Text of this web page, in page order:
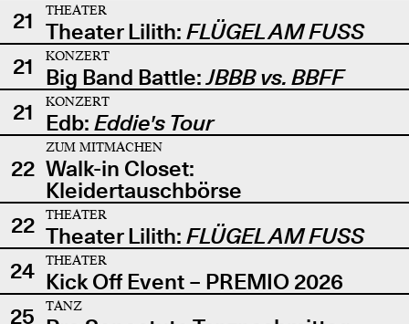
21
THEATER
Theater Lilith: FLÜGEL AM FUSS
21
KONZERT
Big Band Battle:JBBB vs. BBFF
21
KONZERT
Edb: Eddie's Tour
22
ZUM MITMACHEN
Walk-in Closet:
Kleidertauschbörse
22
THEATER
Theater Lilith: FLÜGEL AM FUSS
24
THEATER
Kick Off Event – PREMIO 2026
25
TANZ